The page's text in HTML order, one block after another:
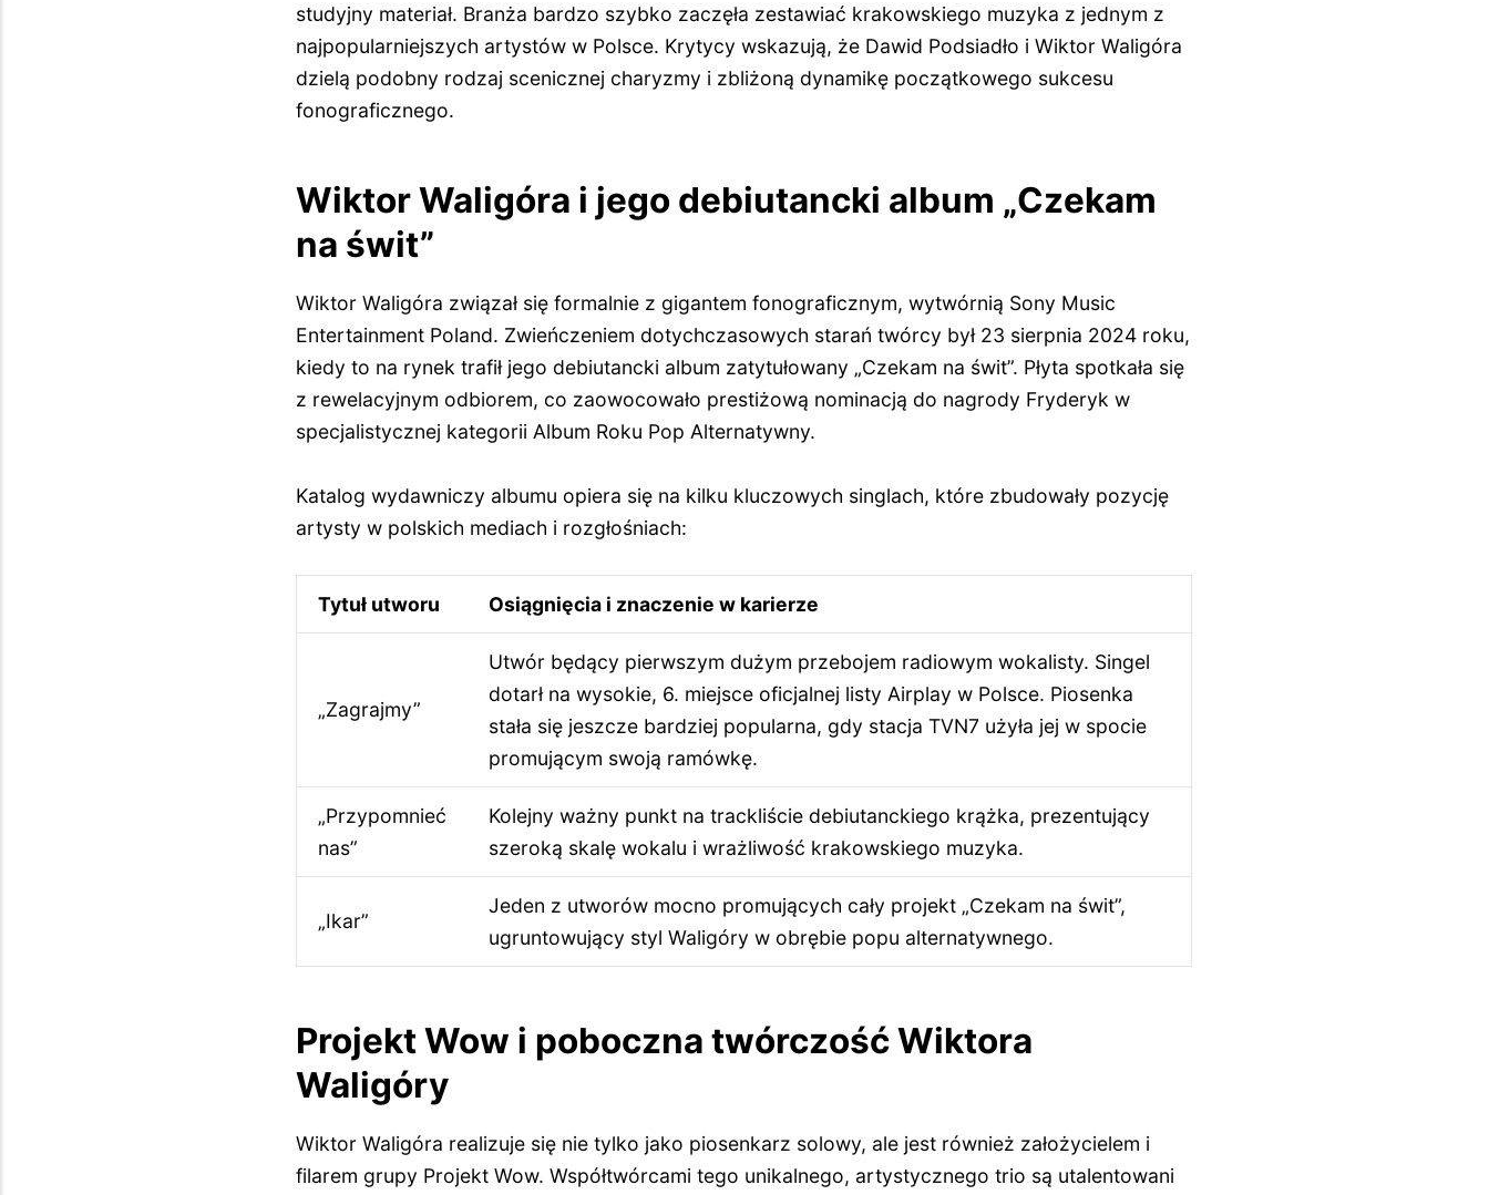
studyjny materiał. Branża bardzo szybko zaczęła zestawiać krakowskiego muzyka z jednym z
najpopularniejszych artystów w Polsce. Krytycy wskazują, że Dawid Podsiadło i Wiktor Waligóra
dzielą podobny rodzaj scenicznej charyzmy i zbliżoną dynamikę początkowego sukcesu
fonograficznego.
Wiktor Waligóra i jego debiutancki album „Czekam
na świt”
Wiktor Waligóra związał się formalnie z gigantem fonograficznym, wytwórnią Sony Music
Entertainment Poland. Zwieńczeniem dotychczasowych starań twórcy był 23 sierpnia 2024 roku,
kiedy to na rynek trafił jego debiutancki album zatytułowany „Czekam na świt”. Płyta spotkała się
z rewelacyjnym odbiorem, co zaowocowało prestiżową nominacją do nagrody Fryderyk w
specjalistycznej kategorii Album Roku Pop Alternatywny.
Katalog wydawniczy albumu opiera się na kilku kluczowych singlach, które zbudowały pozycję
artysty w polskich mediach i rozgłośniach:
Tytuł utworu Osiągnięcia i znaczenie w karierze
„Zagrajmy”
Utwór będący pierwszym dużym przebojem radiowym wokalisty. Singel
dotarł na wysokie, 6. miejsce oficjalnej listy Airplay w Polsce. Piosenka
stała się jeszcze bardziej popularna, gdy stacja TVN7 użyła jej w spocie
promującym swoją ramówkę.
„Przypomnieć
nas”
Kolejny ważny punkt na trackliście debiutanckiego krążka, prezentujący
szeroką skalę wokalu i wrażliwość krakowskiego muzyka.
„Ikar”
Jeden z utworów mocno promujących cały projekt „Czekam na świt”,
ugruntowujący styl Waligóry w obrębie popu alternatywnego.
Projekt Wow i poboczna twórczość Wiktora
Waligóry
Wiktor Waligóra realizuje się nie tylko jako piosenkarz solowy, ale jest również założycielem i
filarem grupy Projekt Wow. Współtwórcami tego unikalnego, artystycznego trio są utalentowani